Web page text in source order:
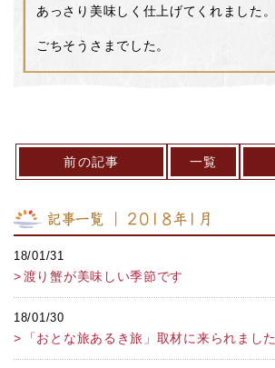
あっさり美味しく仕上げてくれました。
ごちそうさまでした。
前の記事 一覧
記事一覧 ｜ 2018年1月
18/01/31
渡り蟹が美味しい季節です
18/01/30
「おとな旅あるき旅」取材に来られました